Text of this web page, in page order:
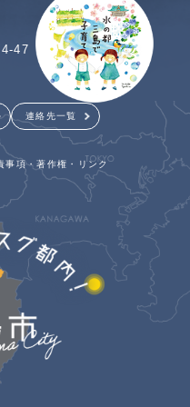
47
連絡先一覧
事項・著作権・リンク